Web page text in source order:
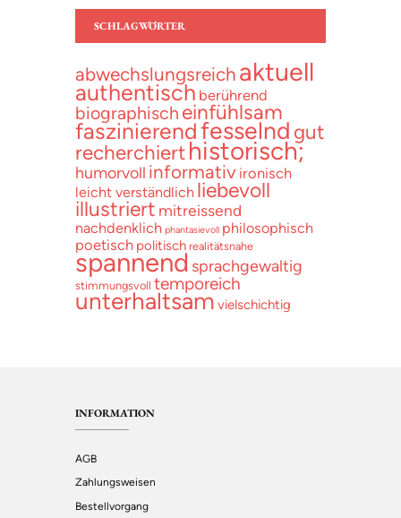
SCHLAGWÖRTER
abwechslungsreich aktuell
authentisch berührend
biographisch einfühlsam
faszinierendfesselnd gut
recherchierthistorisch;
humorvoll informativ ironisch
leicht verständlich liebevoll
illustriert mitreissend
nachdenklich phantasievoll philosophisch
poetisch politisch realitätsnahe
spannend sprachgewaltig
stimmungsvoll temporeich
unterhaltsam vielschichtig
INFORMATION
AGB
Zahlungsweisen
Bestellvorgang